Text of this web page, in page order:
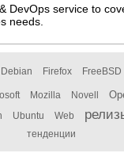
DevOps service to
needs.
Debian Firefox FreeBSD
Mozilla Novell
Ubuntu Web
тенденции